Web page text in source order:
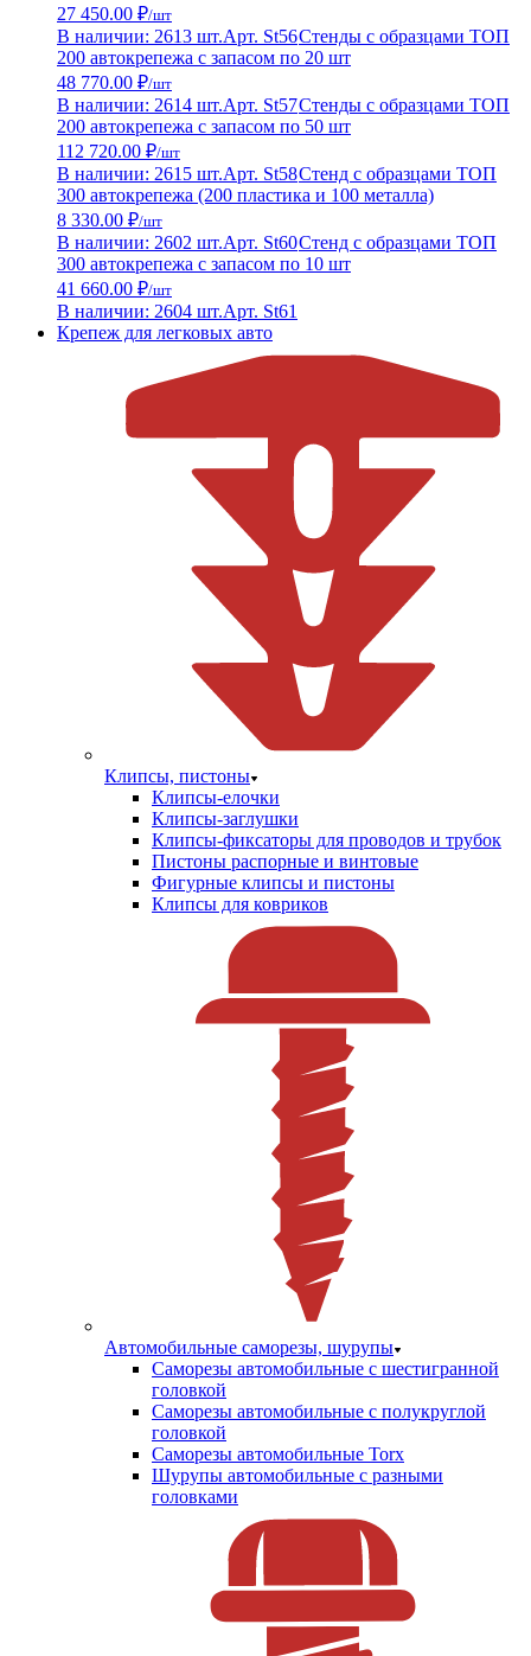
27 450.00 ₽/шт
В наличии: 2613 шт.Арт. St56Стенды с образцами ТОП
200 автокрепежа с запасом по 20 шт
48 770.00 ₽/шт
В наличии: 2614 шт.Арт. St57Стенды с образцами ТОП
200 автокрепежа с запасом по 50 шт
112 720.00 ₽/шт
В наличии: 2615 шт.Арт. St58Стенд с образцами ТОП
300 автокрепежа (200 пластика и 100 металла)
8 330.00 ₽/шт
В наличии: 2602 шт.Арт. St60Стенд с образцами ТОП
300 автокрепежа с запасом по 10 шт
41 660.00 ₽/шт
В наличии: 2604 шт.Арт. St61
Крепеж для легковых авто
Клипсы, пистоны
Клипсы-елочки
Клипсы-заглушки
Клипсы-фиксаторы для проводов и трубок
Пистоны распорные и винтовые
Фигурные клипсы и пистоны
Клипсы для ковриков
Автомобильные саморезы, шурупы
Саморезы автомобильные с шестигранной
головкой
Саморезы автомобильные с полукруглой
головкой
Саморезы автомобильные Torx
Шурупы автомобильные с разными
головками